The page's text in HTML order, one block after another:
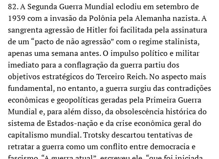
82. A Segunda Guerra Mundial eclodiu em setembro de
1939 com a invasão da Polônia pela Alemanha nazista. A
sangrenta agressão de Hitler foi facilitada pela assinatura
de um “pacto de não agressão” com o regime stalinista,
apenas uma semana antes. O impulso político e militar
imediato para a conflagração da guerra partiu dos
objetivos estratégicos do Terceiro Reich. No aspecto mais
fundamental, no entanto, a guerra surgiu das contradições
econômicas e geopolíticas geradas pela Primeira Guerra
Mundial e, para além disso, da obsolescência histórica do
sistema de Estados-nação e da crise econômica geral do
capitalismo mundial. Trotsky descartou tentativas de
retratar a guerra como um conflito entre democracia e